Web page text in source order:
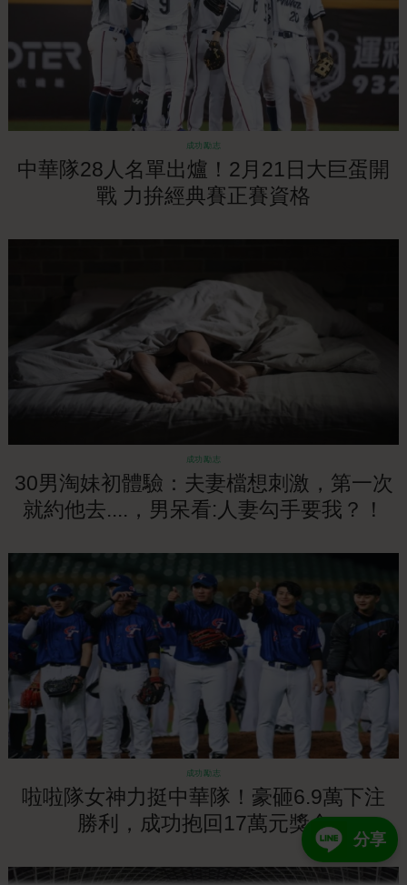
分享
成功勵志
中華隊28人名單出爐！2月21日大巨蛋開
戰 力拚經典賽正賽資格
成功勵志
30男淘妹初體驗：夫妻檔想刺激，第一次
就約他去....，男呆看:人妻勾手要我？！
成功勵志
啦啦隊女神力挺中華隊！豪砸6.9萬下注
勝利，成功抱回17萬元獎金